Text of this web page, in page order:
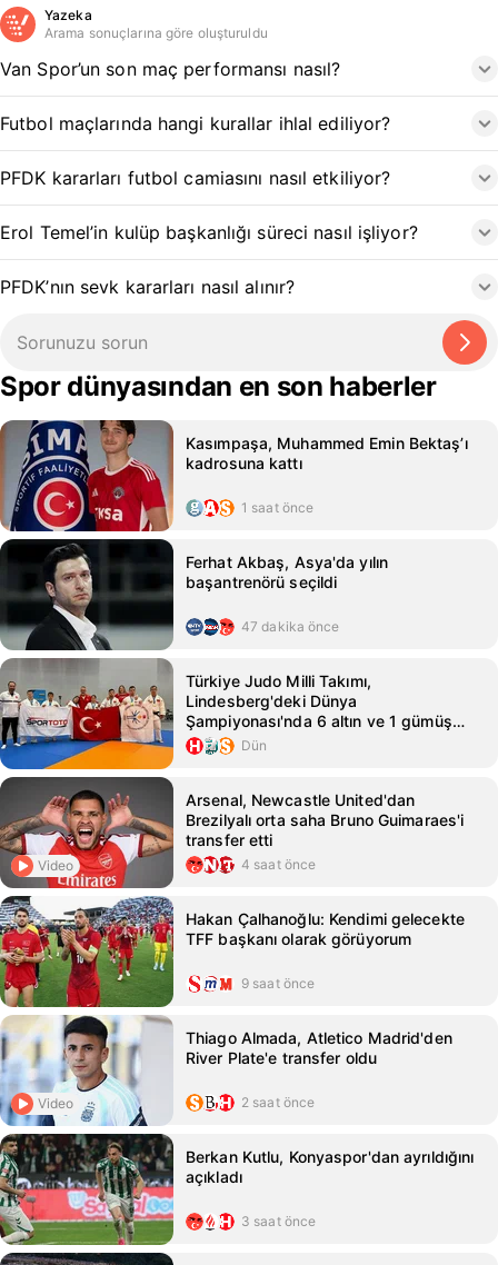
Yazeka
Arama sonuçlarına göre oluşturuldu
Van Spor’un son maç performansı nasıl?
Futbol maçlarında hangi kurallar ihlal ediliyor?
PFDK kararları futbol camiasını nasıl etkiliyor?
Erol Temel’in kulüp başkanlığı süreci nasıl işliyor?
PFDK’nın sevk kararları nasıl alınır?
Spor dünyasından en son haberler
Kasımpaşa, Muhammed Emin Bektaş’ı
kadrosuna kattı
1 saat önce
Ferhat Akbaş, Asya'da yılın
başantrenörü seçildi
47 dakika önce
Türkiye Judo Milli Takımı,
Lindesberg'deki Dünya
Şampiyonası'nda 6 altın ve 1 gümüş
madalya kazandı
Dün
Video
Arsenal, Newcastle United'dan
Brezilyalı orta saha Bruno Guimaraes'i
transfer etti
4 saat önce
Hakan Çalhanoğlu: Kendimi gelecekte
TFF başkanı olarak görüyorum
9 saat önce
Video
Thiago Almada, Atletico Madrid'den
River Plate'e transfer oldu
2 saat önce
Berkan Kutlu, Konyaspor'dan ayrıldığını
açıkladı
3 saat önce